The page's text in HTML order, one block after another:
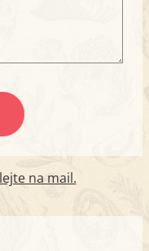
na mail.